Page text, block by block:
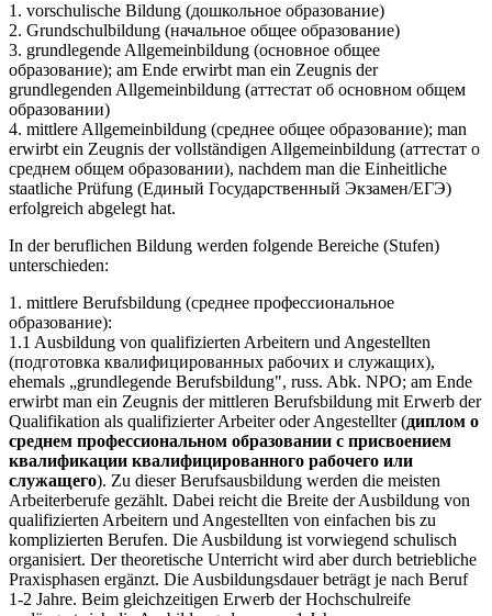
1. vorschulische Bildung (дошкольное образование)
2. Grundschulbildung (начальное общее образование)
3. grundlegende Allgemeinbildung (основное общее
образование); am Ende erwirbt man ein Zeugnis der
grundlegenden Allgemeinbildung (аттестат об основном общем
образовании)
4. mittlere Allgemeinbildung (среднее общее образование); man
erwirbt ein Zeugnis der vollständigen Allgemeinbildung (аттестат о
среднем общем образовании), nachdem man die Einheitliche
staatliche Prüfung (Единый Государственный Экзамен/ЕГЭ)
erfolgreich abgelegt hat.
In der beruflichen Bildung werden folgende Bereiche (Stufen)
unterschieden:
1. mittlere Berufsbildung (среднее профессиональное
образование):
1.1 Ausbildung von qualifizierten Arbeitern und Angestellten
(подготовка квалифицированных рабочих и служащих),
ehemals „grundlegende Berufsbildung", russ. Abk. NPO; am Ende
erwirbt man ein Zeugnis der mittleren Berufsbildung mit Erwerb der
Qualifikation als qualifizierter Arbeiter oder Angestellter (диплом о
среднем профессиональном образовании с присвоением
квалификации квалифицированного рабочего или
служащего). Zu dieser Berufsausbildung werden die meisten
Arbeiterberufe gezählt. Dabei reicht die Breite der Ausbildung von
qualifizierten Arbeitern und Angestellten von einfachen bis zu
komplizierten Berufen. Die Ausbildung ist vorwiegend schulisch
organisiert. Der theoretische Unterricht wird aber durch betriebliche
Praxisphasen ergänzt. Die Ausbildungsdauer beträgt je nach Beruf
1-2 Jahre. Beim gleichzeitigen Erwerb der Hochschulreife